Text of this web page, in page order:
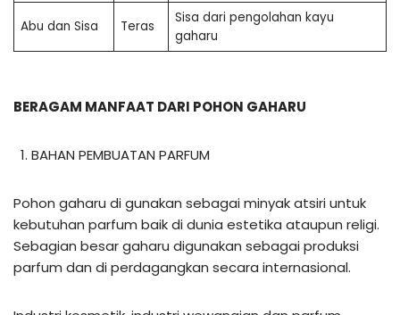
Abu dan Sisa Teras
Sisa dari pengolahan kayu
gaharu
BERAGAM MANFAAT DARI POHON GAHARU
BAHAN PEMBUATAN PARFUM
Pohon gaharu di gunakan sebagai minyak atsiri untuk
kebutuhan parfum baik di dunia estetika ataupun religi.
Sebagian besar gaharu digunakan sebagai produksi
parfum dan di perdagangkan secara internasional.